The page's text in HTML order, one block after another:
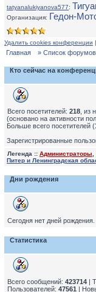
tatyanalukiyanova577:
Организация: Гедон-
Удалить cookies конференции |
Главная » Список форумов
Кто сейчас на
Всего посетителей: 218 , из
(основано на активности
Больше всего посетителей (
Зарегистрированные
Легенда :: Администраторы
Питер и Ленинградская
Дни рождения
Сегодня нет дней рождения.
Статистика
Всего сообщений: 423714 |
Пользователей: 47561 |